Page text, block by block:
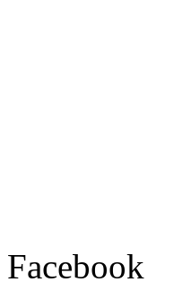
Facebook